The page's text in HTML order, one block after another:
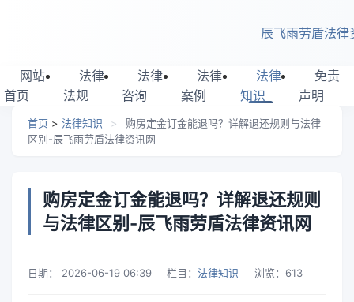
辰飞雨劳盾法律
网站
首页
法律
法规
法律
咨询
法律
案例
法律
知识
免责
声明
首页 > 法律知识 >
购房定金订金能退吗？详解退还规则与法律
区别-辰飞雨劳盾法律资讯网
购房定金订金能退吗？详解退还规则
与法律区别-辰飞雨劳盾法律资讯网
日期： 2026-06-19 06:39 栏目： 法律知识 浏览： 613